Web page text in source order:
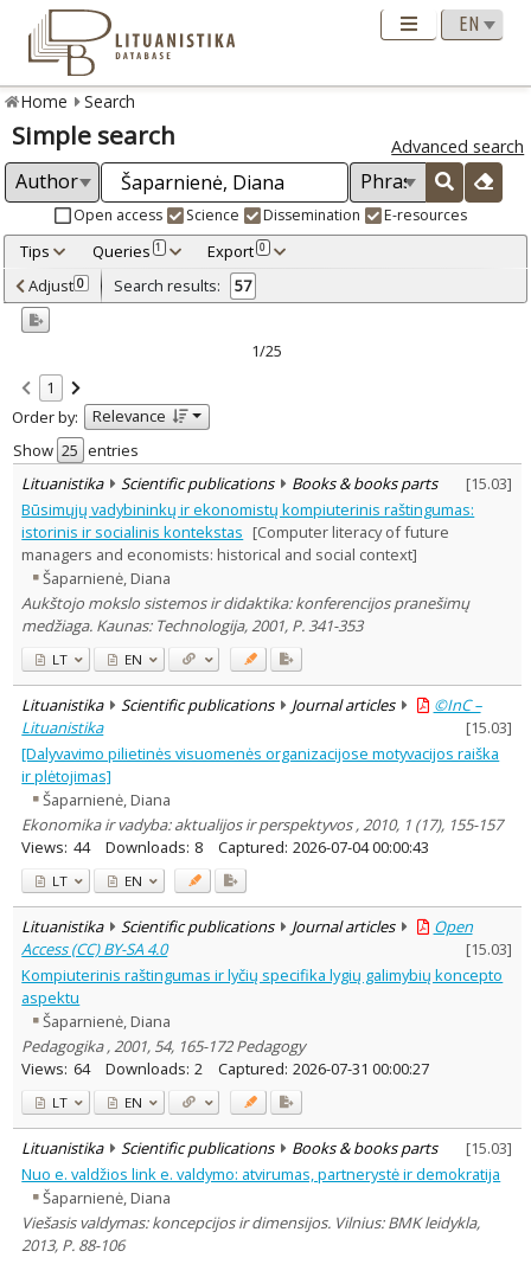
Home Search
Simple search Advanced search
Open access Science Dissemination E-resources
Tips Queries 1 Export 0
Adjusted by criteria 0
Year
Refine
Open access
Scientific publications 57
Document Type:
Books & books parts 13
Journal articles 43
Dissertations 1
Subject area:
Education
22
Economics 3
Documentation. Iinformation
4
Psychology 6
Sociology 5
Management 27
Text language
Country of publication
Historical periods
Lithuanian place names
Subject
Journal
Adjust 0 Search results: 57
1/25
1
Order by:
Relevance
Show
entries
Lituanistika
Scientific publications Books & books parts [15.03]
Būsimųjų vadybininkų ir ekonomistų kompiuterinis raštingumas:
istorinis ir socialinis kontekstas [Computer literacy of future
managers and economists: historical and social context]
Šaparnienė, Diana
Aukštojo mokslo sistemos ir didaktika: konferencijos pranešimų
medžiaga. Kaunas: Technologija, 2001, P. 341-353
LT EN
Lituanistika Scientific publications Journal articles
©InC –
Lituanistika
[15.03]
[Dalyvavimo pilietinės visuomenės organizacijose motyvacijos raiška
ir plėtojimas]
Šaparnienė, Diana
Ekonomika ir vadyba: aktualijos ir perspektyvos , 2010, 1 (17), 155-157
Views: 44 Downloads: 8 Captured: 2026-07-04 00:00:43
LT EN
Lituanistika Scientific publications Journal articles
Open
Access (CC) BY-SA 4.0
[15.03]
Kompiuterinis raštingumas ir lyčių specifika lygių galimybių koncepto
aspektu
Šaparnienė, Diana
Pedagogika , 2001, 54, 165-172 Pedagogy
Views: 64 Downloads: 2 Captured: 2026-07-31 00:00:27
LT EN
Lituanistika Scientific publications Books & books parts [15.03]
Nuo e. valdžios link e. valdymo: atvirumas, partnerystė ir demokratija
Šaparnienė, Diana
Viešasis valdymas: koncepcijos ir dimensijos. Vilnius: BMK leidykla,
2013, P. 88-106